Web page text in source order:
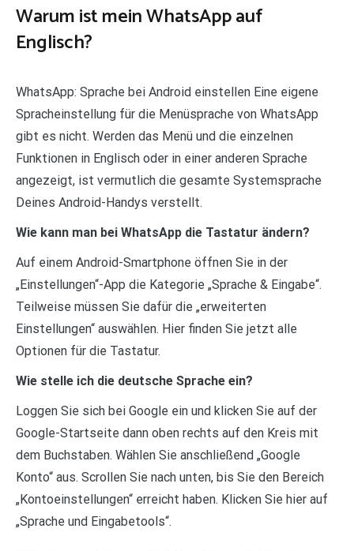
Warum ist mein WhatsApp auf
Englisch?
WhatsApp: Sprache bei Android einstellen Eine eigene
Spracheinstellung für die Menüsprache von WhatsApp
gibt es nicht. Werden das Menü und die einzelnen
Funktionen in Englisch oder in einer anderen Sprache
angezeigt, ist vermutlich die gesamte Systemsprache
Deines Android-Handys verstellt.
Wie kann man bei WhatsApp die Tastatur ändern?
Auf einem Android-Smartphone öffnen Sie in der
„Einstellungen“-App die Kategorie „Sprache & Eingabe“.
Teilweise müssen Sie dafür die „erweiterten
Einstellungen“ auswählen. Hier finden Sie jetzt alle
Optionen für die Tastatur.
Wie stelle ich die deutsche Sprache ein?
Loggen Sie sich bei Google ein und klicken Sie auf der
Google-Startseite dann oben rechts auf den Kreis mit
dem Buchstaben. Wählen Sie anschließend „Google
Konto“ aus. Scrollen Sie nach unten, bis Sie den Bereich
„Kontoeinstellungen“ erreicht haben. Klicken Sie hier auf
„Sprache und Eingabetools“.